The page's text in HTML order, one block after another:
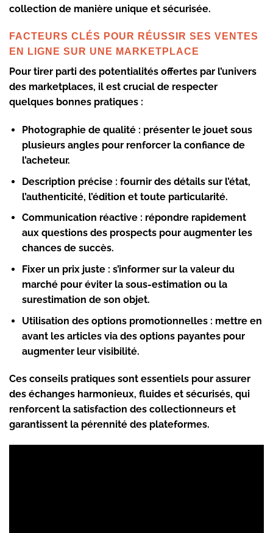
collection de manière unique et sécurisée.
FACTEURS CLÉS POUR RÉUSSIR SES VENTES
EN LIGNE SUR UNE MARKETPLACE
Pour tirer parti des potentialités offertes par l’univers
des marketplaces, il est crucial de respecter
quelques bonnes pratiques :
Photographie de qualité : présenter le jouet sous
plusieurs angles pour renforcer la confiance de
l’acheteur.
Description précise : fournir des détails sur l’état,
l’authenticité, l’édition et toute particularité.
Communication réactive : répondre rapidement
aux questions des prospects pour augmenter les
chances de succès.
Fixer un prix juste : s’informer sur la valeur du
marché pour éviter la sous-estimation ou la
surestimation de son objet.
Utilisation des options promotionnelles : mettre en
avant les articles via des options payantes pour
augmenter leur visibilité.
Ces conseils pratiques sont essentiels pour assurer
des échanges harmonieux, fluides et sécurisés, qui
renforcent la satisfaction des collectionneurs et
garantissent la pérennité des plateformes.